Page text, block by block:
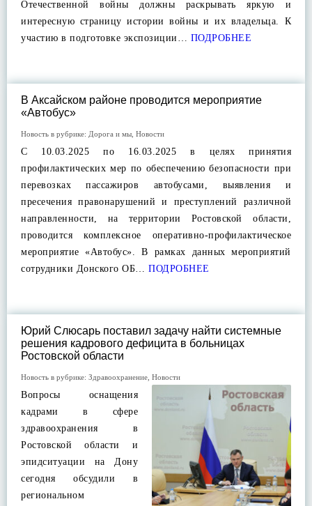
Отечественной войны должны раскрывать яркую и
интересную страницу истории войны и их владельца. К
участию в подготовке экспозиции… ПОДРОБНЕЕ
В Аксайском районе проводится мероприятие
«Автобус»
Новость в рубрике: Дорога и мы Новости
С 10.03.2025 по 16.03.2025 в целях принятия
профилактических мер по обеспечению безопасности при
перевозках пассажиров автобусами, выявления и
пресечения правонарушений и преступлений различной
направленности, на территории Ростовской области,
проводится комплексное оперативно-профилактическое
мероприятие «Автобус». В рамках данных мероприятий
сотрудники Донского ОБ… ПОДРОБНЕЕ
Юрий Слюсарь поставил задачу найти системные
решения кадрового дефицита в больницах
Ростовской области
Новость в рубрике: Здравоохранение Новости
Вопросы оснащения
кадрами в сфере
здравоохранения в
Ростовской области и
эпидситуации на Дону
сегодня обсудили в
региональном